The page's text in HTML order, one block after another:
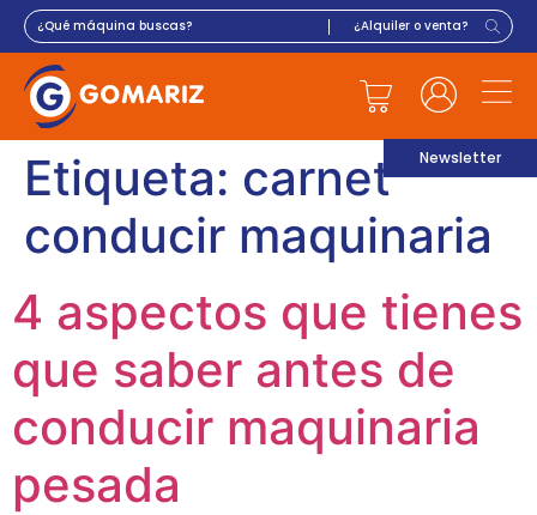
Newsletter
Etiqueta: carnet
conducir maquinaria
4 aspectos que tienes
que saber antes de
conducir maquinaria
pesada